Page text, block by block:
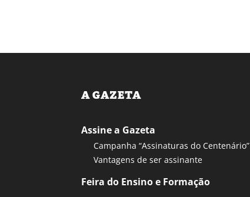
A GAZETA
Assine a Gazeta
Campanha “Assinaturas do Centenário”
Vantagens de ser assinante
Feira do Ensino e Formação